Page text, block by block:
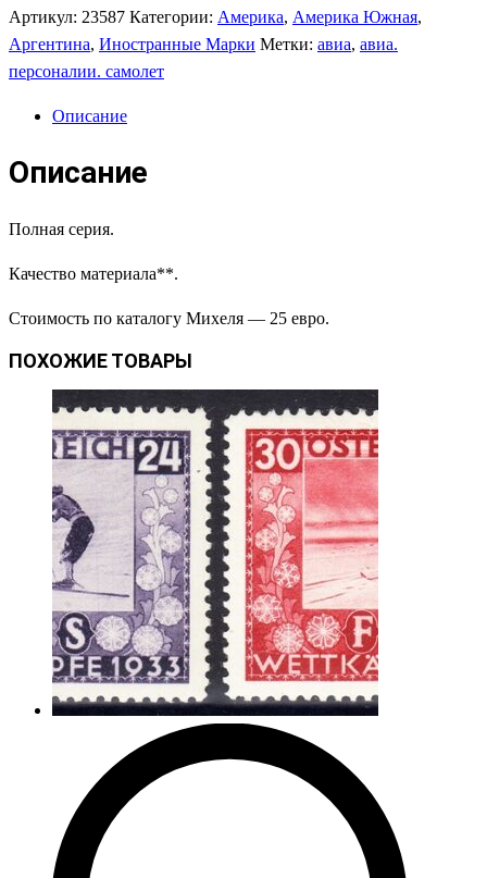
Артикул: 23587 Категории: Америка, Америка Южная,
Аргентина, Иностранные Марки Метки: авиа, авиа.
персоналии. самолет
Описание
Описание
Полная серия.
Качество материала**.
Стоимость по каталогу Михеля — 25 евро.
ПОХОЖИЕ ТОВАРЫ